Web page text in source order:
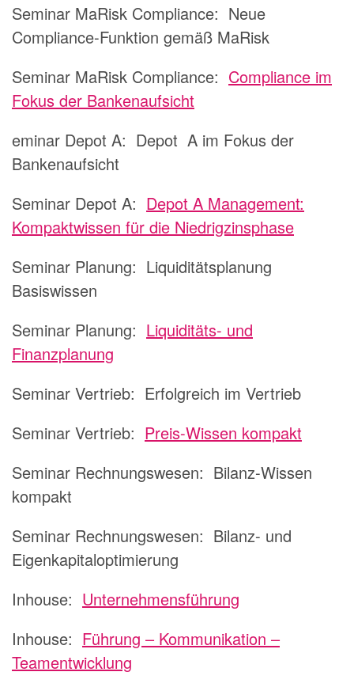
Seminar MaRisk Compliance: Neue
Compliance-Funktion gemäß MaRisk
Seminar MaRisk Compliance: Compliance im
Fokus der Bankenaufsicht
eminar Depot A: Depot A im Fokus der
Bankenaufsicht
Seminar Depot A: Depot A Management:
Kompaktwissen für die Niedrigzinsphase
Seminar Planung: Liquiditätsplanung
Basiswissen
Seminar Planung: Liquiditäts- und
Finanzplanung
Seminar Vertrieb: Erfolgreich im Vertrieb
Seminar Vertrieb: Preis-Wissen kompakt
Seminar Rechnungswesen: Bilanz-Wissen
kompakt
Seminar Rechnungswesen: Bilanz- und
Eigenkapitaloptimierung
Inhouse: Unternehmensführung
Inhouse: Führung – Kommunikation –
Teamentwicklung